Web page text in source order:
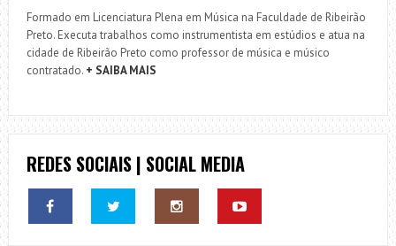
Formado em Licenciatura Plena em Música na Faculdade de Ribeirão
Preto. Executa trabalhos como instrumentista em estúdios e atua na
cidade de Ribeirão Preto como professor de música e músico
contratado. + SAIBA MAIS
REDES SOCIAIS | SOCIAL MEDIA